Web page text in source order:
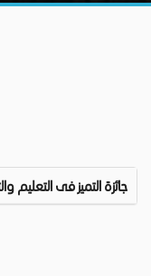
جائزة التميز فى التعليم